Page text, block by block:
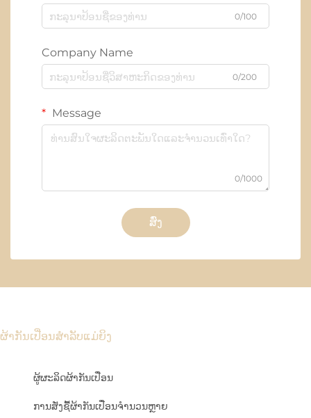
0/100
Company Name
0/200
Message
0/1000
ສົ່ງ
ຜ້າກັນເປື່ອນສຳລັບແມ່ຍິງ
ຜູ້ຜະລິດຜ້າກັນເປື່ອນ
ການສັ່ງຊື້ຜ້າກັນເປື່ອນຈຳນວນຫຼາຍ